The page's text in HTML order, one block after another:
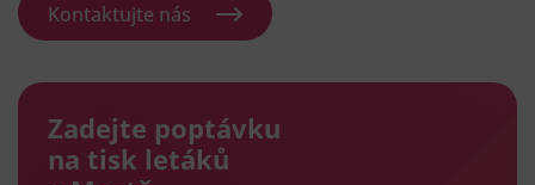
Kontaktujte nás
Zadejte poptávku
na tisk letáků